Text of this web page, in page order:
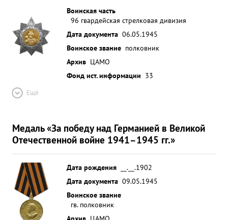
Воинская часть
96 гвардейская стрелковая дивизия
Дата документа 06.05.1945
Воинское звание полковник
Архив ЦАМО
Фонд ист. информации 33
Ещё
Медаль «За победу над Германией в Великой
Отечественной войне 1941–1945 гг.»
Дата рождения
__.__.1902
Дата документа 09.05.1945
Воинское звание
гв. полковник